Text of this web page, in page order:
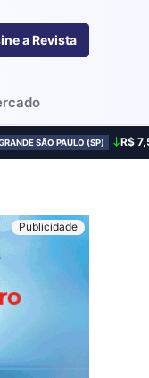
a Revista
SÃO PAULO (SP) R$